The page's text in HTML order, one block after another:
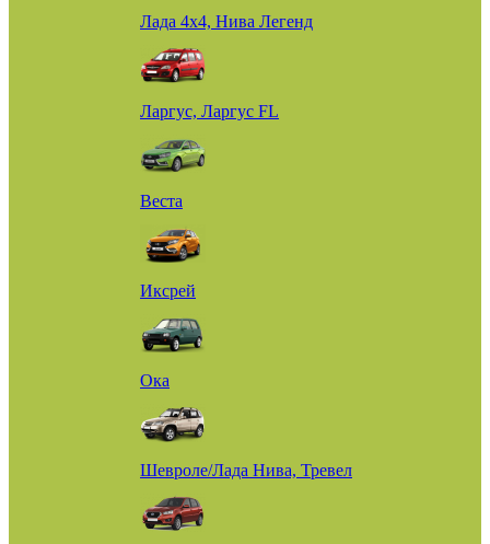
Лада 4х4, Нива Легенд
Ларгус, Ларгус FL
Веста
Иксрей
Ока
Шевроле/Лада Нива, Тревел